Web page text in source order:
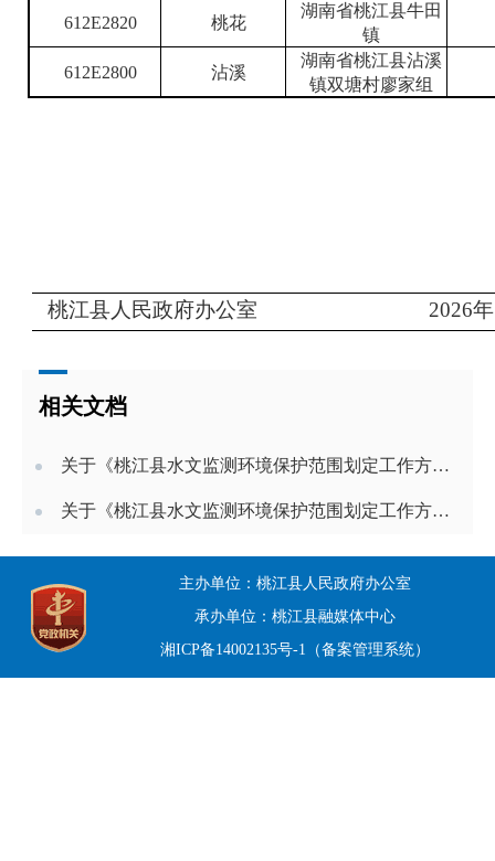
612E2820
桃花
湖南省桃江县牛田
镇
612E2800
沾溪
湖南省桃江县沾溪
镇双塘村廖家组
桃江县人民政府办公室 2026年
相关文档
关于《桃江县水文监测环境保护范围划定工作方案》的政策解读(音频)
关于《桃江县水文监测环境保护范围划定工作方案》的政策解读
主办单位：桃江县人民政府办公室
承办单位：桃江县融媒体中心
湘ICP备14002135号-1（备案管理系统）